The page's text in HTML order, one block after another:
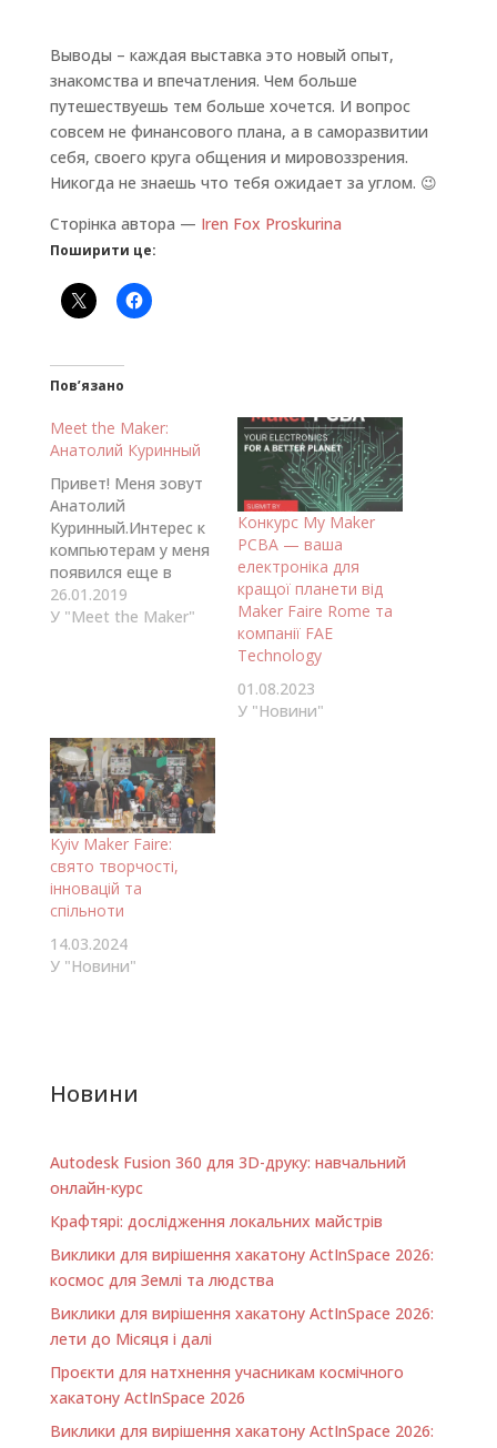
Выводы – каждая выставка это новый опыт,
знакомства и впечатления. Чем больше
путешествуешь тем больше хочется. И вопрос
совсем не финансового плана, а в саморазвитии
себя, своего круга общения и мировоззрения.
Никогда не знаешь что тебя ожидает за углом. 😉
Сторінка автора — Iren Fox Proskurina
Поширити це:
Пов’язано
Meet the Maker:
Анатолий Куринный
Привет! Меня зовут
Анатолий
Куринный.Интерес к
компьютерам у меня
появился еще в
детстве, когда отец
собрал первый ZX
модем, домашние
локальные сети и
т.п.С появлением
первого
персонального
компьютера у меня
дома, после
очередного "синего
меня
заинтересовала…
26.01.2019
У "Meet the Maker"
Конкурс My Maker
PCBA — ваша
електроніка для
кращої планети від
Maker Faire Rome та
компанії FAE
Technology
01.08.2023
У "Новини"
Kyiv Maker Faire:
свято творчості,
інновацій та
спільноти
14.03.2024
У "Новини"
Новини
Autodesk Fusion 360 для 3D-друку: навчальний
онлайн-курс
Крафтярі: дослідження локальних майстрів
Виклики для вирішення хакатону ActInSpace 2026:
космос для Землі та людства
Виклики для вирішення хакатону ActInSpace 2026:
лети до Місяця і далі
Проєкти для натхнення учасникам космічного
хакатону ActInSpace 2026
Виклики для вирішення хакатону ActInSpace 2026: